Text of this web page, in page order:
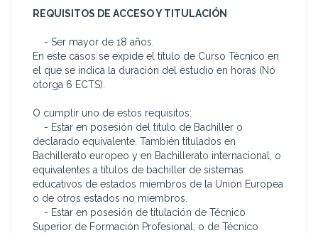
REQUISITOS DE ACCESO Y TITULACIÓN
- Ser mayor de 18 años.
En este casos se expide el título de Curso Técnico en
el que se indica la duración del estudio en horas (No
otorga 6 ECTS).
O cumplir uno de estos requisitos:
- Estar en posesión del título de Bachiller o
declarado equivalente. También titulados en
Bachillerato europeo y en Bachillerato internacional, o
equivalentes a títulos de bachiller de sistemas
educativos de estados miembros de la Unión Europea
o de otros estados no miembros.
- Estar en posesión de titulación de Técnico
Superior de Formación Profesional, o de Técnico